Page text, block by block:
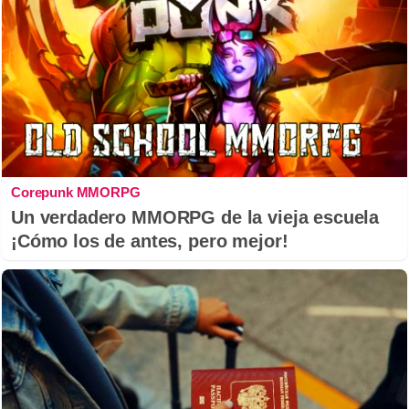
Corepunk MMORPG
Un verdadero MMORPG de la vieja escuela
¡Cómo los de antes, pero mejor!